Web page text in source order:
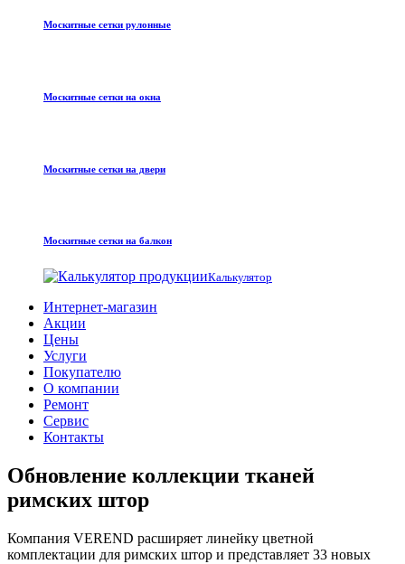
Москитные сетки рулонные
Москитные сетки на окна
Москитные сетки на двери
Москитные сетки на балкон
Калькулятор
Интернет-магазин
Акции
Цены
Услуги
Покупателю
О компании
Ремонт
Сервис
Контакты
Обновление коллекции тканей
римских штор
Компания VEREND расширяет линейку цветной
комплектации для римских штор и представляет 33 новых